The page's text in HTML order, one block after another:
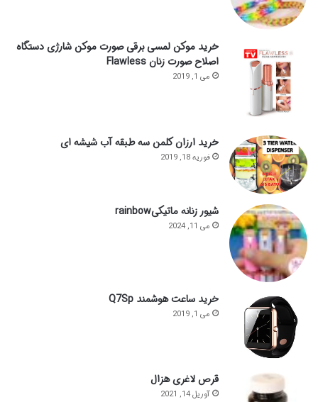
خرید موکن لمسی برقی صورت موکن شارژی دستگاه
اصلاح صورت زنان Flawless
می 1, 2019
خرید ارزان کلمن سه طبقه آب شیشه ای
فوریه 18, 2019
شیور زنانه ماتیکیrainbow
می 11, 2024
خرید ساعت هوشمند Q7Sp
می 1, 2019
قرص لاغری هزال
آوریل 14, 2021